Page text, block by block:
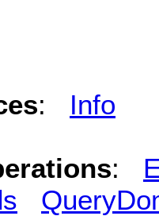
: Info
: